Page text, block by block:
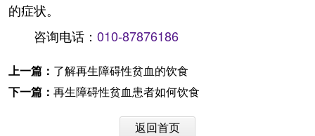
的症状。
咨询电话： 010-87876186
上一篇： 了解再生障碍性贫血的饮食
下一篇： 再生障碍性贫血患者如何饮食
返回首页